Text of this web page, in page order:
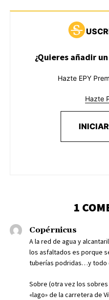
¿Quieres añadir
Hazte EPY
Hazte
1
Copérnicus
A la red de agua y
los asfaltados es porque
tuberías podridas…y todo
Sobre (otra vez los
«lago» de la carretera de